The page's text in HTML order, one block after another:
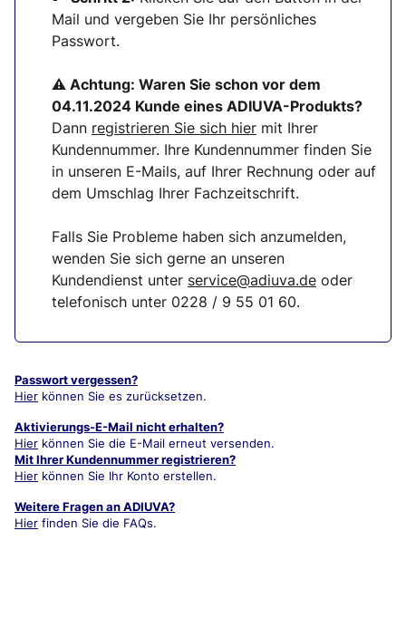
Mail und vergeben Sie Ihr persönliches
Passwort.
⚠ Achtung: Waren Sie schon vor dem
04.11.2024 Kunde eines ADIUVA-Produkts?
Dann registrieren Sie sich hier mit Ihrer
Kundennummer. Ihre Kundennummer finden Sie
in unseren E-Mails, auf Ihrer Rechnung oder auf
dem Umschlag Ihrer Fachzeitschrift.
Falls Sie Probleme haben sich anzumelden,
wenden Sie sich gerne an unseren
Kundendienst unter service@adiuva.de oder
telefonisch unter 0228 / 9 55 01 60.
Passwort vergessen?
Hier können Sie es zurücksetzen.
Aktivierungs-E-Mail nicht erhalten?
Hier können Sie die E-Mail erneut versenden.
Mit Ihrer Kundennummer registrieren?
Hier können Sie Ihr Konto erstellen.
Weitere Fragen an ADIUVA?
Hier finden Sie die FAQs.